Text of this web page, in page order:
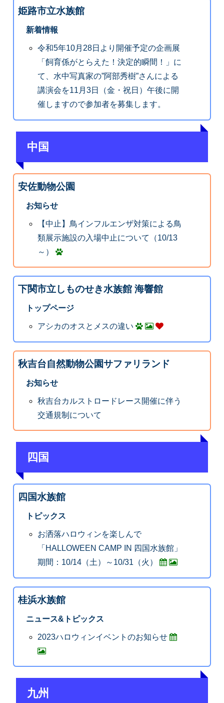
姫路市立水族館
新着情報
令和5年10月28日より開催予定の企画展
「飼育係がとらえた！決定的瞬間！」に
て、水中写真家の”阿部秀樹”さんによる
講演会を11月3日（金・祝日）午後に開
催しますので参加者を募集します。
中国
安佐動物公園
お知らせ
【中止】鳥インフルエンザ対策による鳥
類展示施設の入場中止について（10/13
～）
下関市立しものせき水族館 海響館
トップページ
アシカのオスとメスの違い
秋吉台自然動物公園サファリランド
お知らせ
秋吉台カルストロードレース開催に伴う
交通規制について
四国
四国水族館
トピックス
お洒落ハロウィンを楽しんで
「HALLOWEEN CAMP IN 四国水族館」
期間：10/14（土）～10/31（火）
桂浜水族館
ニュース&トピックス
2023ハロウィンイベントのお知らせ
九州